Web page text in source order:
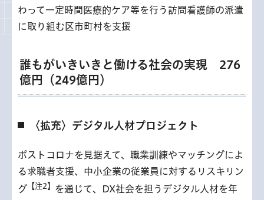
わって一定時間医療的ケア等を行う訪問看護師の派遣
に取り組む区市町村を支援
誰もがいきいきと働ける社会の実現 276
億円（249億円）
〈拡充〉デジタル人材プロジェクト
ポストコロナを見据えて、職業訓練やマッチングによ
る求職者支援、中小企業の従業員に対するリスキリン
グ
【注2】 を通じて、DX社会を担うデジタル人材を年